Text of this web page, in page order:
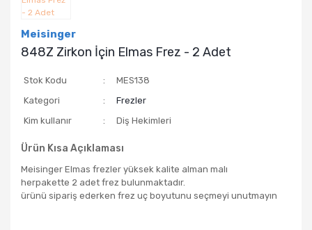
Meisinger
848Z Zirkon İçin Elmas Frez - 2 Adet
Stok Kodu
MES138
Kategori
Frezler
Kim kullanır
Diş Hekimleri
Ürün Kısa Açıklaması
Meisinger Elmas frezler yüksek kalite alman malı
herpakette 2 adet frez bulunmaktadır.
ürünü sipariş ederken frez uç boyutunu seçmeyi unutmayın